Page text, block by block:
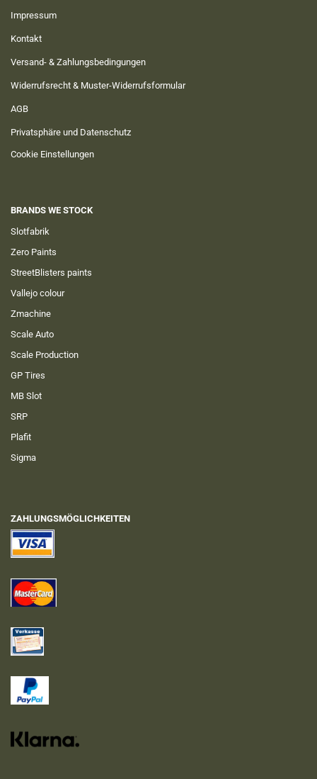
Impressum
Kontakt
Versand- & Zahlungsbedingungen
Widerrufsrecht & Muster-Widerrufsformular
AGB
Privatsphäre und Datenschutz
Cookie Einstellungen
BRANDS WE STOCK
Slotfabrik
Zero Paints
StreetBlisters paints
Vallejo colour
Zmachine
Scale Auto
Scale Production
GP Tires
MB Slot
SRP
Plafit
Sigma
ZAHLUNGSMÖGLICHKEITEN